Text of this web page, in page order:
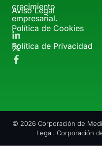
crecimiento
empresarial.
Aviso Legal
Política de Cookies
Política de Privacidad
© 2026 Corporación de
Legal. Corporación